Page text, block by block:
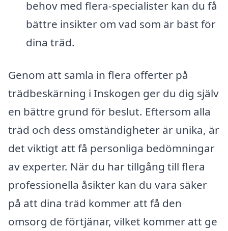
behov med flera-specialister kan du få
bättre insikter om vad som är bäst för
dina träd.
Genom att samla in flera offerter på
trädbeskärning i Inskogen ger du dig själv
en bättre grund för beslut. Eftersom alla
träd och dess omständigheter är unika, är
det viktigt att få personliga bedömningar
av experter. När du har tillgång till flera
professionella åsikter kan du vara säker
på att dina träd kommer att få den
omsorg de förtjänar, vilket kommer att ge